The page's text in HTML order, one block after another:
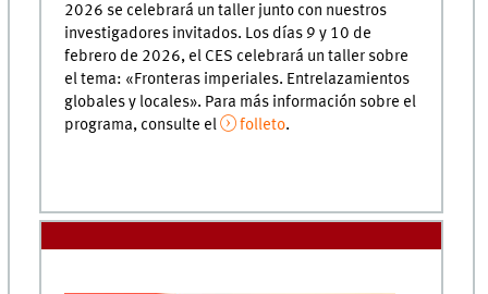
2026 se celebrará un taller junto con nuestros
investigadores invitados. Los días 9 y 10 de
febrero de 2026, el CES celebrará un taller sobre
el tema: «Fronteras imperiales. Entrelazamientos
globales y locales». Para más información sobre el
programa, consulte el
folleto.